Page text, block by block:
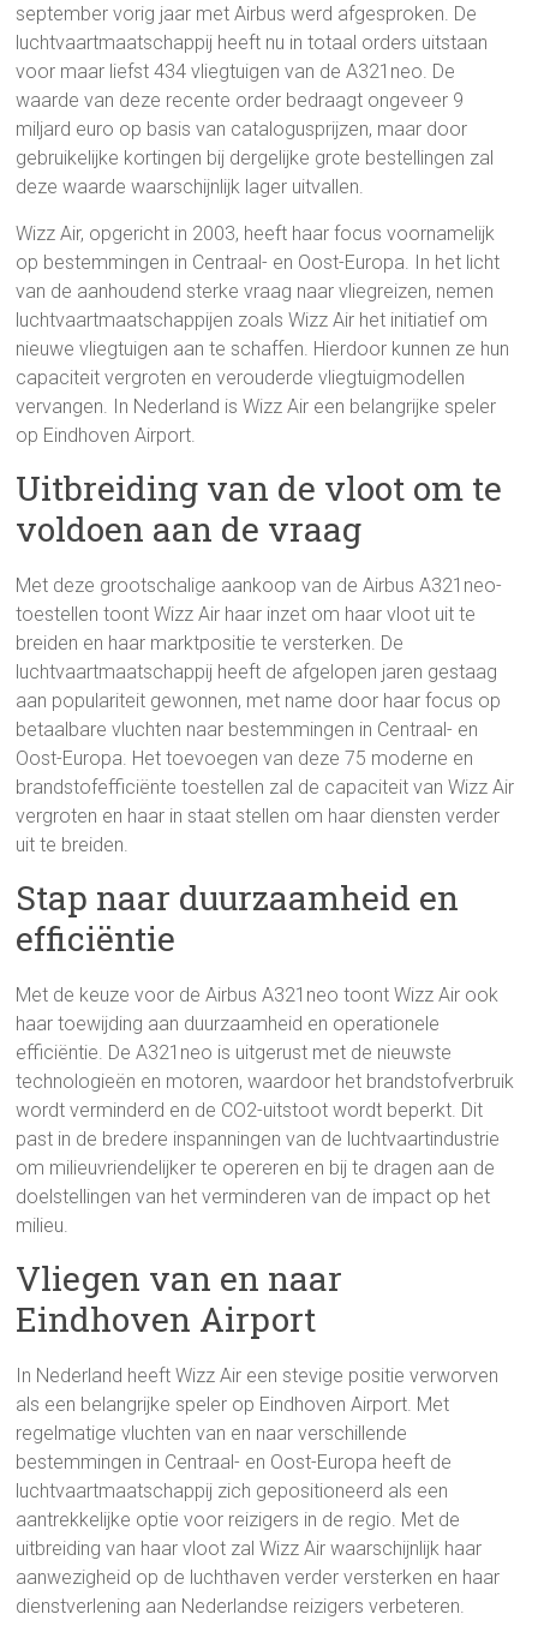
september vorig jaar met Airbus werd afgesproken. De
luchtvaartmaatschappij heeft nu in totaal orders uitstaan
voor maar liefst 434 vliegtuigen van de A321neo. De
waarde van deze recente order bedraagt ongeveer 9
miljard euro op basis van catalogusprijzen, maar door
gebruikelijke kortingen bij dergelijke grote bestellingen zal
deze waarde waarschijnlijk lager uitvallen.
Wizz Air, opgericht in 2003, heeft haar focus voornamelijk
op bestemmingen in Centraal- en Oost-Europa. In het licht
van de aanhoudend sterke vraag naar vliegreizen, nemen
luchtvaartmaatschappijen zoals Wizz Air het initiatief om
nieuwe vliegtuigen aan te schaffen. Hierdoor kunnen ze hun
capaciteit vergroten en verouderde vliegtuigmodellen
vervangen. In Nederland is Wizz Air een belangrijke speler
op Eindhoven Airport.
Uitbreiding van de vloot om te
voldoen aan de vraag
Met deze grootschalige aankoop van de Airbus A321neo-
toestellen toont Wizz Air haar inzet om haar vloot uit te
breiden en haar marktpositie te versterken. De
luchtvaartmaatschappij heeft de afgelopen jaren gestaag
aan populariteit gewonnen, met name door haar focus op
betaalbare vluchten naar bestemmingen in Centraal- en
Oost-Europa. Het toevoegen van deze 75 moderne en
brandstofefficiënte toestellen zal de capaciteit van Wizz Air
vergroten en haar in staat stellen om haar diensten verder
uit te breiden.
Stap naar duurzaamheid en
efficiëntie
Met de keuze voor de Airbus A321neo toont Wizz Air ook
haar toewijding aan duurzaamheid en operationele
efficiëntie. De A321neo is uitgerust met de nieuwste
technologieën en motoren, waardoor het brandstofverbruik
wordt verminderd en de CO2-uitstoot wordt beperkt. Dit
past in de bredere inspanningen van de luchtvaartindustrie
om milieuvriendelijker te opereren en bij te dragen aan de
doelstellingen van het verminderen van de impact op het
milieu.
Vliegen van en naar
Eindhoven Airport
In Nederland heeft Wizz Air een stevige positie verworven
als een belangrijke speler op Eindhoven Airport. Met
regelmatige vluchten van en naar verschillende
bestemmingen in Centraal- en Oost-Europa heeft de
luchtvaartmaatschappij zich gepositioneerd als een
aantrekkelijke optie voor reizigers in de regio. Met de
uitbreiding van haar vloot zal Wizz Air waarschijnlijk haar
aanwezigheid op de luchthaven verder versterken en haar
dienstverlening aan Nederlandse reizigers verbeteren.